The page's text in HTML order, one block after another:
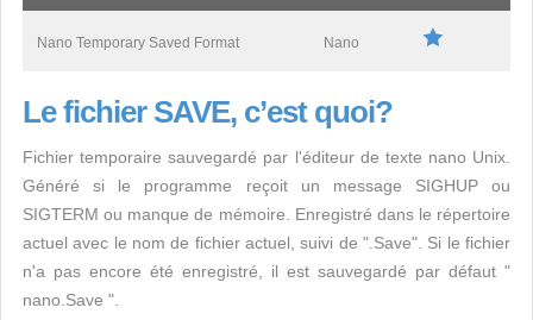
Nano Temporary Saved Format Nano
Le fichier SAVE, c’est quoi?
Fichier temporaire sauvegardé par l'éditeur de texte nano Unix.
Généré si le programme reçoit un message SIGHUP ou
SIGTERM ou manque de mémoire. Enregistré dans le répertoire
actuel avec le nom de fichier actuel, suivi de ".Save". Si le fichier
n'a pas encore été enregistré, il est sauvegardé par défaut "
nano.Save ".